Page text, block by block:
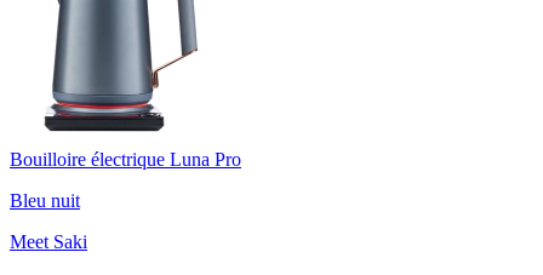
Bouilloire électrique Luna Pro
Bleu nuit
Meet Saki